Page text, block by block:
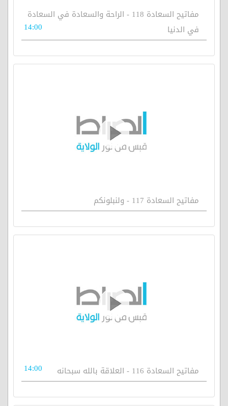
مفاتيح السعادة 118 - الراحة والسعادة في السعادة
في الدنيا
14:00
مفاتيح السعادة 117 - ولنبلونكم
مفاتيح السعادة 116 - العلاقة بالله سبحانه 14:00